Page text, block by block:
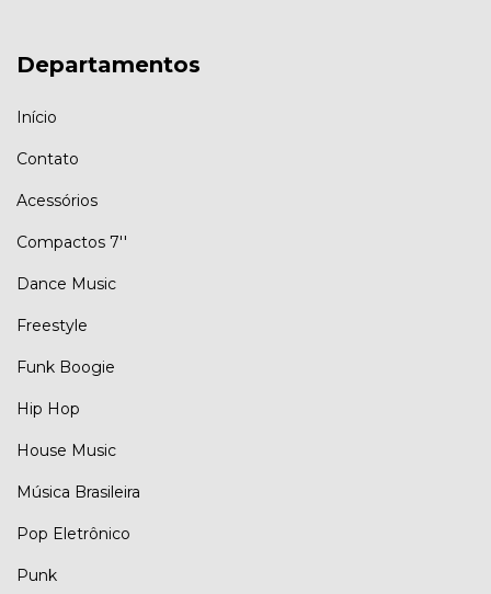
Departamentos
Início
Contato
Acessórios
Compactos 7''
Dance Music
Freestyle
Funk Boogie
Hip Hop
House Music
Música Brasileira
Pop Eletrônico
Punk